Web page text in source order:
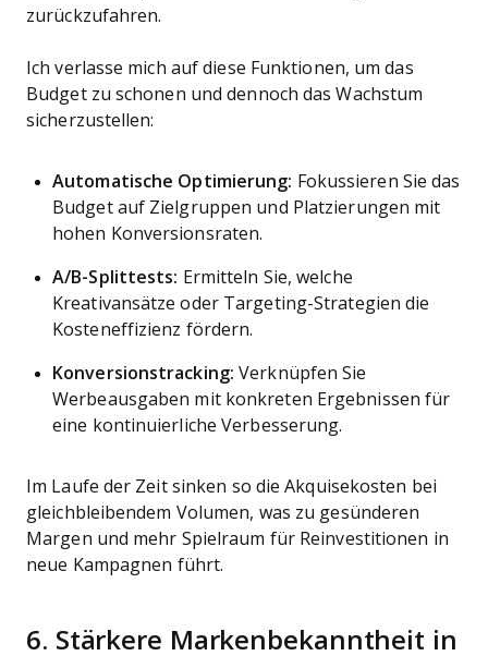
zurückzufahren.
Ich verlasse mich auf diese Funktionen, um das
Budget zu schonen und dennoch das Wachstum
sicherzustellen:
Automatische Optimierung: Fokussieren Sie das
Budget auf Zielgruppen und Platzierungen mit
hohen Konversionsraten.
A/B-Splittests: Ermitteln Sie, welche
Kreativansätze oder Targeting-Strategien die
Kosteneffizienz fördern.
Konversionstracking: Verknüpfen Sie
Werbeausgaben mit konkreten Ergebnissen für
eine kontinuierliche Verbesserung.
Im Laufe der Zeit sinken so die Akquisekosten bei
gleichbleibendem Volumen, was zu gesünderen
Margen und mehr Spielraum für Reinvestitionen in
neue Kampagnen führt.
6. Stärkere Markenbekanntheit in